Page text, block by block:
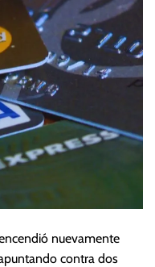
nuevamente
contra dos